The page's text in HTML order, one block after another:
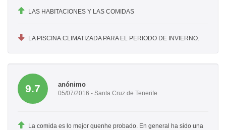
LAS HABITACIONES Y LAS COMIDAS
LA PISCINA.CLIMATIZADA PARA EL PERIODO DE INVIERNO.
9.7 anónimo
05/07/2016 - Santa Cruz de Tenerife
La comida es lo mejor quenhe probado. En general ha sido una